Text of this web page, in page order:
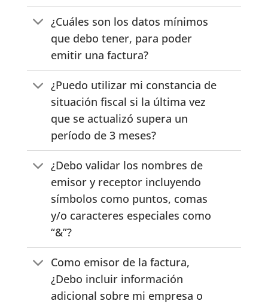
¿Cuáles son los datos mínimos
que debo tener, para poder
emitir una factura?
¿Puedo utilizar mi constancia de
situación fiscal si la última vez
que se actualizó supera un
período de 3 meses?
¿Debo validar los nombres de
emisor y receptor incluyendo
símbolos como puntos, comas
y/o caracteres especiales como
“&”?
Como emisor de la factura,
¿Debo incluir información
adicional sobre mi empresa o